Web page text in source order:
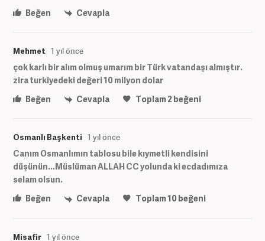
Beğen
Cevapla
Mehmet 1 yıl önce
çok karlı bir alım olmuş umarım bir Türk vatandaşı almıştır.
zira turkiyedeki değeri 10 milyon dolar
Beğen
Cevapla Toplam2beğeni
Osmanlı Başkenti 1 yıl önce
Canım Osmanlımın tablosu bile kıymetli kendisini
düşünün...Müslüman ALLAH CC yolunda ki ecdadımıza
selam olsun.
Beğen
Cevapla Toplam10beğeni
Misafir 1 yıl önce